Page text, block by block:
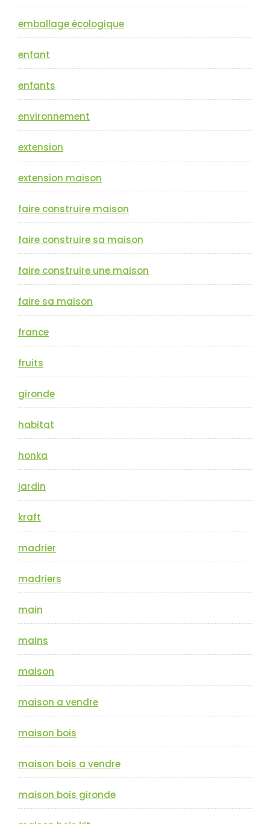
emballage écologique
enfant
enfants
environnement
extension
extension maison
faire construire maison
faire construire sa maison
faire construire une maison
faire sa maison
france
fruits
gironde
habitat
honka
jardin
kraft
madrier
madriers
main
mains
maison
maison a vendre
maison bois
maison bois a vendre
maison bois gironde